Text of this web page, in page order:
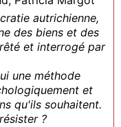
autrichienne,
des biens et des
et interrogé par
une méthode
et
qu'ils souhaitent.
?